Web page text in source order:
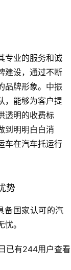
专业的服务和诚
建设，通过不断
品牌形象。中振
，能够为客户提
透明的收费标
到明明白白消
车在汽车托运行
势
备国家认可的汽
。